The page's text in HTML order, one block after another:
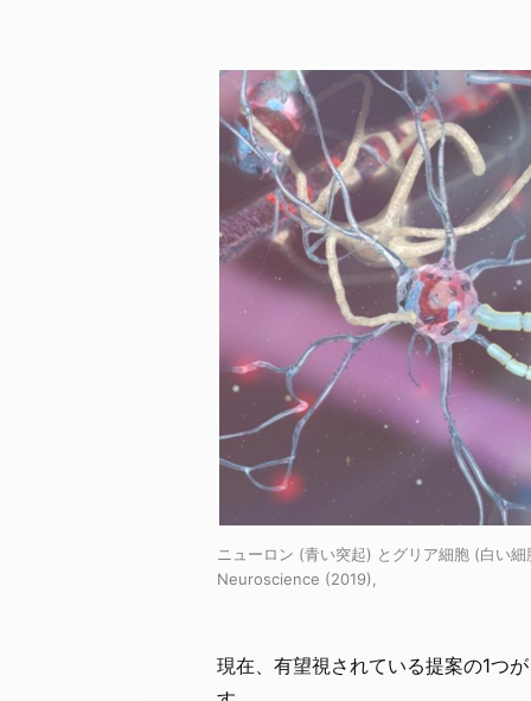
ニューロン (青い突起) とグリア細胞 (白い
Neuroscience (2019),
現在、有望視されている提案の1つ